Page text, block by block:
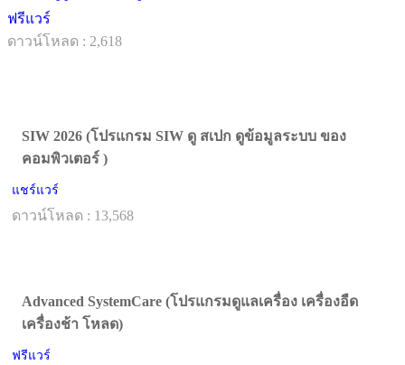
ฟรีแวร์
ดาวน์โหลด : 2,618
SIW 2026 (โปรแกรม SIW ดู สเปก ดูข้อมูลระบบ ของ
คอมพิวเตอร์ )
แชร์แวร์
ดาวน์โหลด : 13,568
Advanced SystemCare (โปรแกรมดูแลเครื่อง เครื่องอืด
เครื่องช้า โหลด)
ฟรีแวร์